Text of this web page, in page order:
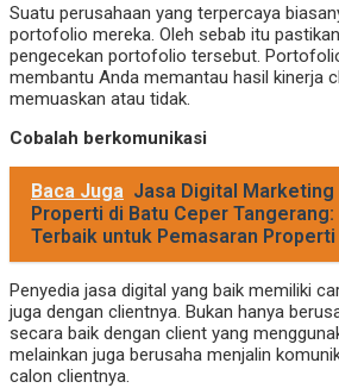
Suatu perusahaan yang terpercaya
portofolio mereka. Oleh sebab itu
pengecekan portofolio tersebut.
membantu Anda memantau hasil kinerja
memuaskan atau tidak.
Cobalah berkomunikasi
Baca Juga Jasa Digital Marketing
Properti di Batu Ceper Tangerang:
Terbaik untuk Pemasaran Properti
Penyedia jasa digital yang baik memiliki
juga dengan clientnya. Bukan hanya
secara baik dengan client yang
melainkan juga berusaha menjalin
calon clientnya.